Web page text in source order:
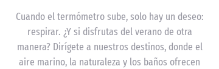
Cuando el termómetro sube, solo hay un deseo:
respirar. ¿Y si disfrutas del verano de otra
manera? Dirígete a nuestros destinos, donde el
aire marino, la naturaleza y los baños ofrecen